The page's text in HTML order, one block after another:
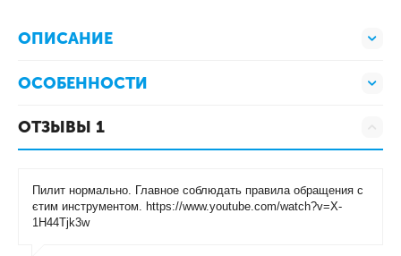
ОПИСАНИЕ
ОСОБЕННОСТИ
ОТЗЫВЫ 1
Пилит нормально. Главное соблюдать правила обращения с
єтим инструментом. https://www.youtube.com/watch?v=X-
1H44Tjk3w